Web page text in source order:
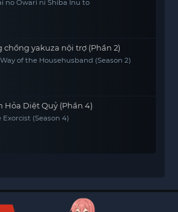
no Owari ni Shiba Inu to
chồng yakuza nội trợ (Phần 2)
of the Househusband (Season 2)
Hỏa Diệt Quỷ (Phần 4)
Exorcist (Season 4)